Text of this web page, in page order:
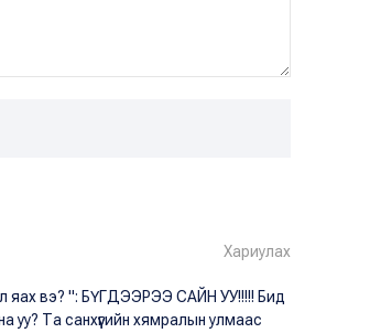
Хариулах
яах вэ? ": БҮГДЭЭРЭЭ САЙН УУ!!!!! Бид
уу? Та санхүүгийн хямралын улмаас